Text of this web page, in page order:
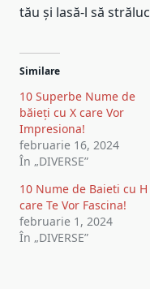
tău și lasă-l să
Similare
10 Superbe Nume de
băieți cu X care Vor
Impresiona!
februarie 16, 2024
În „DIVERSE”
10 Nume de Baieti cu H
care Te Vor Fascina!
februarie 1, 2024
În „DIVERSE”